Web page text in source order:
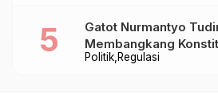
Politik Regulasi
Gatot Nurmantyo
Membangkang
Tegaskan Polri Tak